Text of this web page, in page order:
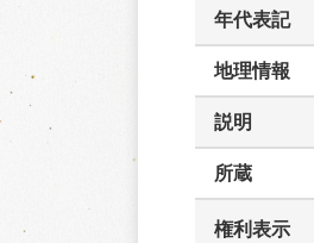
年代表記
地理情報
説明
所蔵
権利表示